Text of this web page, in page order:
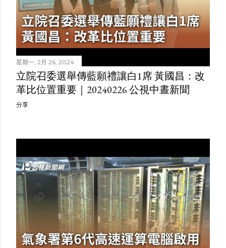
星期一, 2月 26, 2024
立院召委選舉傳藍願禮讓白1席 黃國昌：改
革比位置重要｜20240226 公視中晝新聞
分享